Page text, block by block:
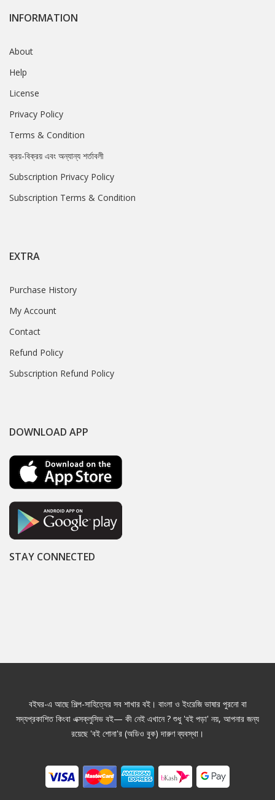
INFORMATION
About
Help
License
Privacy Policy
Terms & Condition
ক্রয়-বিক্রয় এবং অন্যান্য শর্তাবলী
Subscription Privacy Policy
Subscription Terms & Condition
EXTRA
Purchase History
My Account
Contact
Refund Policy
Subscription Refund Policy
DOWNLOAD APP
STAY CONNECTED
বইঘর-এ আছে শিল্প-সাহিত্যের সব শাখার বই। বাংলা ও ইংরেজি ভাষার পুরনো বা
সদ্যপ্রকাশিত কিংবা এক্সক্লুসিভ বই— কী নেই এখানে ? শুধু 'বই পড়া' নয়, আপনার জন্য
রয়েছে 'বই শোনা'র (অডিও বুক) দারুণ ব্যবস্থা।